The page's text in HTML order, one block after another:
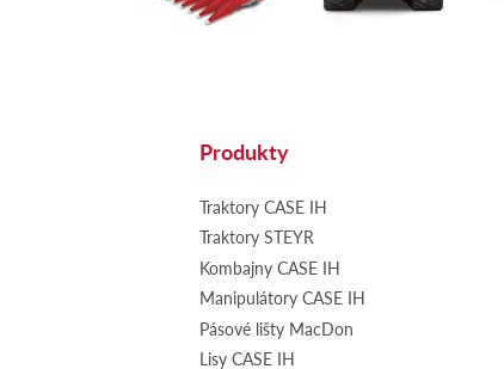
Produkty
Traktory CASE IH
Traktory STEYR
Kombajny CASE IH
Manipulátory CASE IH
Pásové lišty MacDon
Lisy CASE IH